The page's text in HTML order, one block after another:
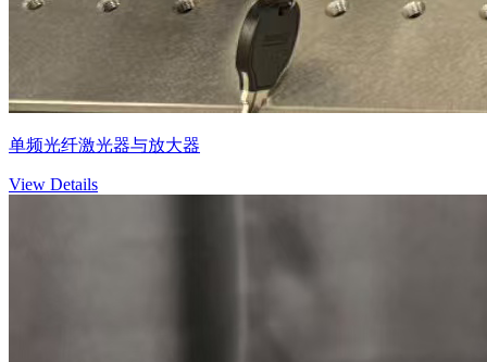
单频光纤激光器与放大器
View Details